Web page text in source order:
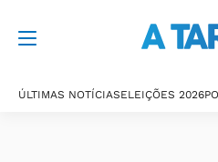
ÚLTIMAS NOTÍCIASELEIÇÕES 2026